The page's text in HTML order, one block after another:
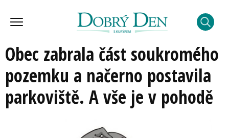
Obec zabrala část soukromého
pozemku a načerno postavila
parkoviště. A vše je v pohodě